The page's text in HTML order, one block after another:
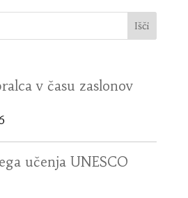
v času zaslonov
učenja UNESCO